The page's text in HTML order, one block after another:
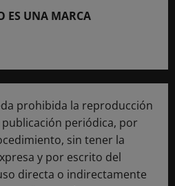
ES UNA MARCA
prohibida la reproducción
periódica, por
sin tener la
y por escrito del
directa o indirectamente